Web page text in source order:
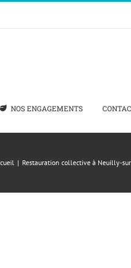
NOS ENGAGEMENTS
| Restauration collective à Neuilly-